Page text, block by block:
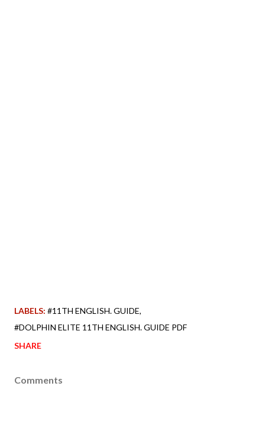
LABELS: #11TH ENGLISH. GUIDE
#DOLPHIN ELITE 11TH ENGLISH. GUIDE PDF
SHARE
Comments